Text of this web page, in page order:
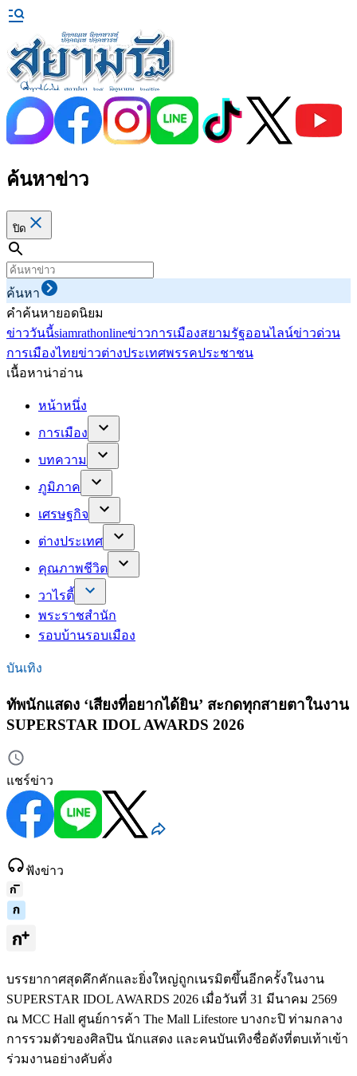
ค้นหาข่าว
ปิด
ค้นหา
คำค้นหายอดนิยม
ข่าววันนี้siamrathonlineข่าวการเมืองสยามรัฐออนไลน์ข่าวด่วน
การเมืองไทยข่าวต่างประเทศพรรคประชาชน
เนื้อหาน่าอ่าน
หน้าหนึ่ง
การเมือง
บทความ
ภูมิภาค
เศรษฐกิจ
ต่างประเทศ
คุณภาพชีวิต
วาไรตี้
พระราชสำนัก
รอบบ้านรอบเมือง
บันเทิง
ทัพนักแสดง ‘เสียงที่อยากได้ยิน’ สะกดทุกสายตาในงาน
SUPERSTAR IDOL AWARDS 2026
แชร์ข่าว
ฟังข่าว
บรรยากาศสุดคึกคักและยิ่งใหญ่ถูกเนรมิตขึ้นอีกครั้งในงาน
SUPERSTAR IDOL AWARDS 2026 เมื่อวันที่ 31 มีนาคม 2569
ณ MCC Hall ศูนย์การค้า The Mall Lifestore บางกะปิ ท่ามกลาง
การรวมตัวของศิลปิน นักแสดง และคนบันเทิงชื่อดังที่ตบเท้าเข้า
ร่วมงานอย่างคับคั่ง